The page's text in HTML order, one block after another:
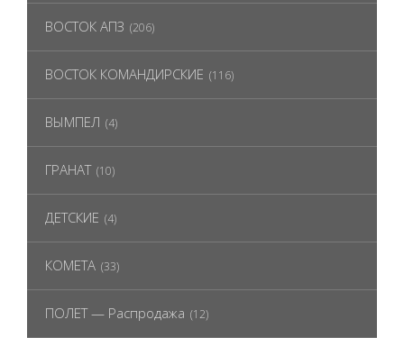
ВОСТОК АПЗ (206)
ВОСТОК КОМАНДИРСКИЕ (116)
ВЫМПЕЛ (4)
ГРАНАТ (10)
ДЕТСКИЕ (4)
КОМЕТА (33)
ПОЛЕТ — Распродажа (12)